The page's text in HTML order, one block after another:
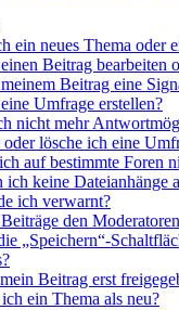
ein neues Thema oder
Beitrag bearbeiten
Beitrag eine
Umfrage erstellen?
nicht mehr
oder lösche ich eine
auf bestimmte Foren
ich keine Dateianhänge
ich verwarnt?
den
„Speichern“-
Beitrag erst
ein Thema als neu?